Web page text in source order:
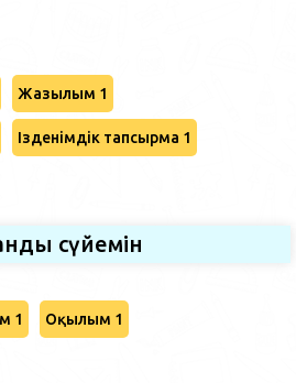
Жазылым 1
Ізденімдік тапсырма 1
сүйемін
1 Оқылым 1